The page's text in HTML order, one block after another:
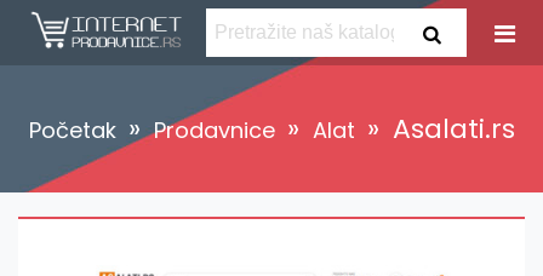
Početak » Prodavnice » Alat » Asalati.rs